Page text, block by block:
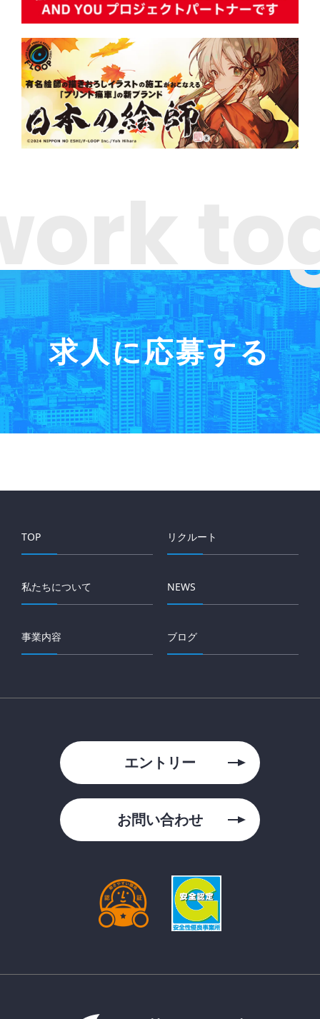
求人に応募する
TOP
私たちについて
事業内容
リクルート
NEWS
ブログ
エントリー
お問い合わせ